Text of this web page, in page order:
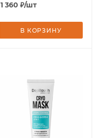
1 360 ₽/шт
В КОРЗИНУ